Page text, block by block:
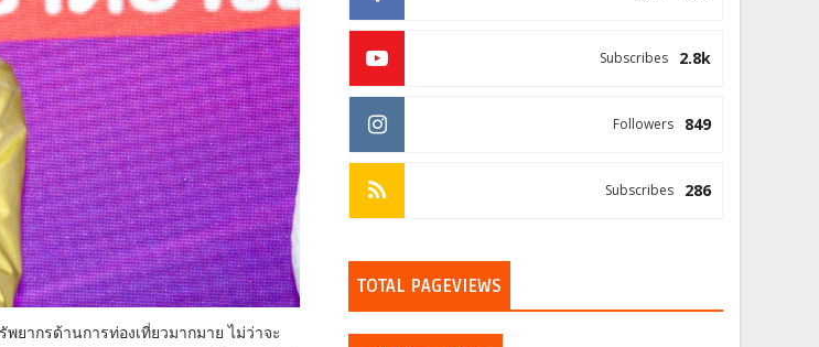
ยากรด้านการท่องเที่ยวมากมาย ไม่ว่าจะ
2.8k
Subscribes
849
Followers
286
Subscribes
TOTAL PAGEVIEWS